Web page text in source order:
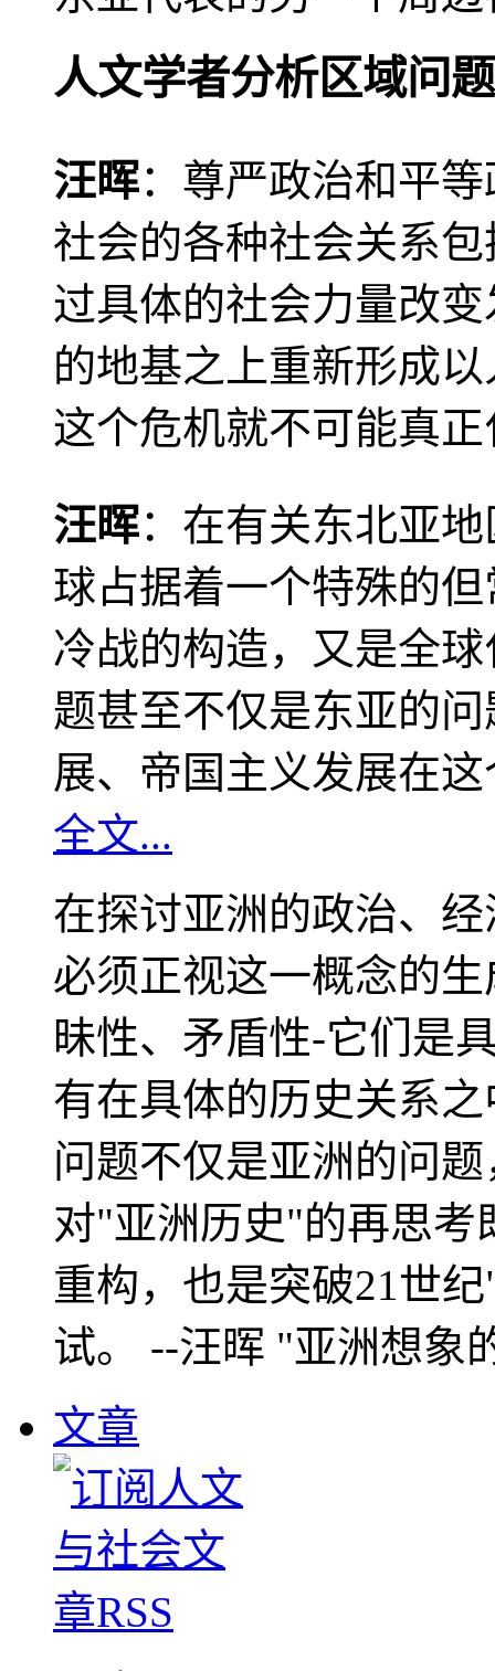
人文学者分析区域问题
汪晖：尊严政治和平
社会的各种社会关系
过具体的社会力量改
的地基之上重新形成
这个危机就不可能真
汪晖：在有关东北亚
球占据着一个特殊的
冷战的构造，又是全
题甚至不仅是东亚的
展、帝国主义发展在
全文...
在探讨亚洲的政治、
必须正视这一概念的
昧性、矛盾性-它们是
有在具体的历史关系
问题不仅是亚洲的问
对"亚洲历史"的再思考
重构，也是突破21世
试。 --汪晖 "亚洲想象
文章